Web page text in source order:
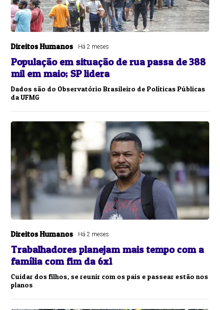
Direitos Humanos Há 2 meses
População em situação de rua passa de 388
mil em maio; SP lidera
Dados são do Observatório Brasileiro de Políticas Públicas
da UFMG
Direitos Humanos Há 2 meses
Trabalhadores planejam mais tempo com a
família com fim da 6x1
Cuidar dos filhos, se reunir com os pais e passear estão nos
planos